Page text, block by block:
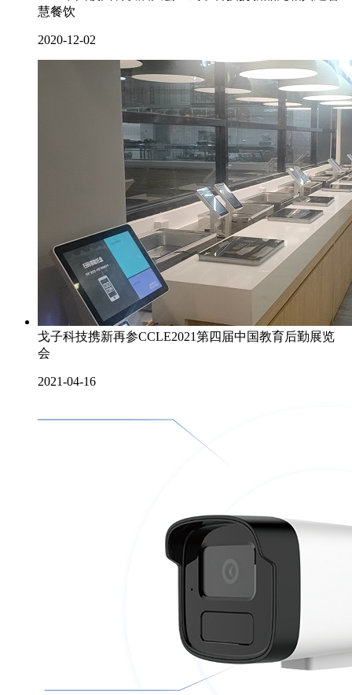
慧餐饮
2020-12-02
戈子科技携新再参CCLE2021第四届中国教育后勤展览
会
2021-04-16